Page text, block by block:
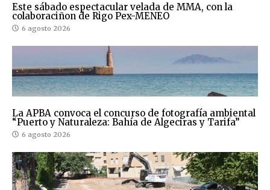
Este sábado espectacular velada de MMA, con la
colaboraciñon de Rigo Pex-MENEO
6 agosto 2026
La APBA convoca el concurso de fotografía ambiental
“Puerto y Naturaleza: Bahía de Algeciras y Tarifa”
6 agosto 2026